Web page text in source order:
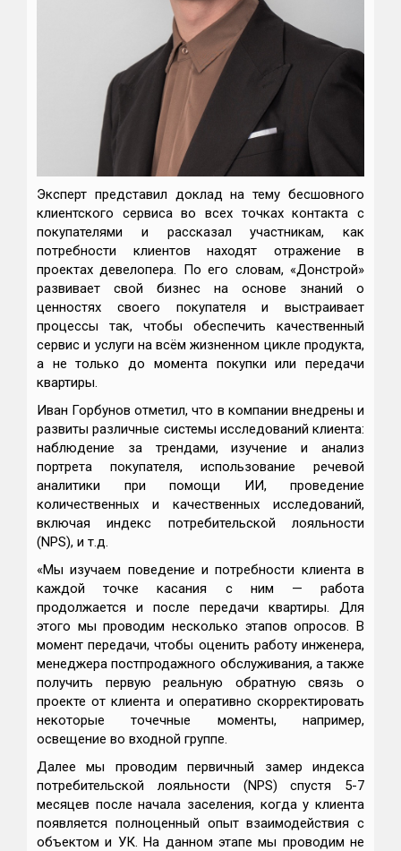
Эксперт представил доклад на тему бесшовного
клиентского сервиса во всех точках контакта с
покупателями и рассказал участникам, как
потребности клиентов находят отражение в
проектах девелопера. По его словам, «Донстрой»
развивает свой бизнес на основе знаний о
ценностях своего покупателя и выстраивает
процессы так, чтобы обеспечить качественный
сервис и услуги на всём жизненном цикле продукта,
а не только до момента покупки или передачи
квартиры.
Иван Горбунов отметил, что в компании внедрены и
развиты различные системы исследований клиента:
наблюдение за трендами, изучение и анализ
портрета покупателя, использование речевой
аналитики при помощи ИИ, проведение
количественных и качественных исследований,
включая индекс потребительской лояльности
(NPS), и т.д.
«Мы изучаем поведение и потребности клиента в
каждой точке касания с ним — работа
продолжается и после передачи квартиры. Для
этого мы проводим несколько этапов опросов. В
момент передачи, чтобы оценить работу инженера,
менеджера постпродажного обслуживания, а также
получить первую реальную обратную связь о
проекте от клиента и оперативно скорректировать
некоторые точечные моменты, например,
освещение во входной группе.
Далее мы проводим первичный замер индекса
потребительской лояльности (NPS) спустя 5-7
месяцев после начала заселения, когда у клиента
появляется полноценный опыт взаимодействия с
объектом и УК. На данном этапе мы проводим не